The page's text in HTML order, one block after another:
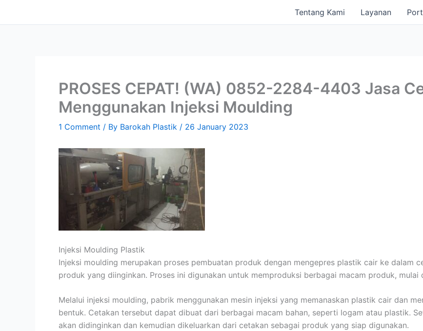
Tentang Kami Layanan
PROSES CEPAT! (WA) 0852-2284-4403 Jasa
Menggunakan Injeksi Moulding
1 Comment / By Barokah Plastik / 26 January 2023
Injeksi Moulding Plastik
Injeksi moulding merupakan proses pembuatan produk dengan mengepres plastik cair ke dalam
produk yang diinginkan. Proses ini digunakan untuk memproduksi berbagai macam produk,
Melalui injeksi moulding, pabrik menggunakan mesin injeksi yang memanaskan plastik cair dan
bentuk. Cetakan tersebut dapat dibuat dari berbagai macam bahan, seperti logam atau plastik.
akan didinginkan dan kemudian dikeluarkan dari cetakan sebagai produk yang siap digunakan.